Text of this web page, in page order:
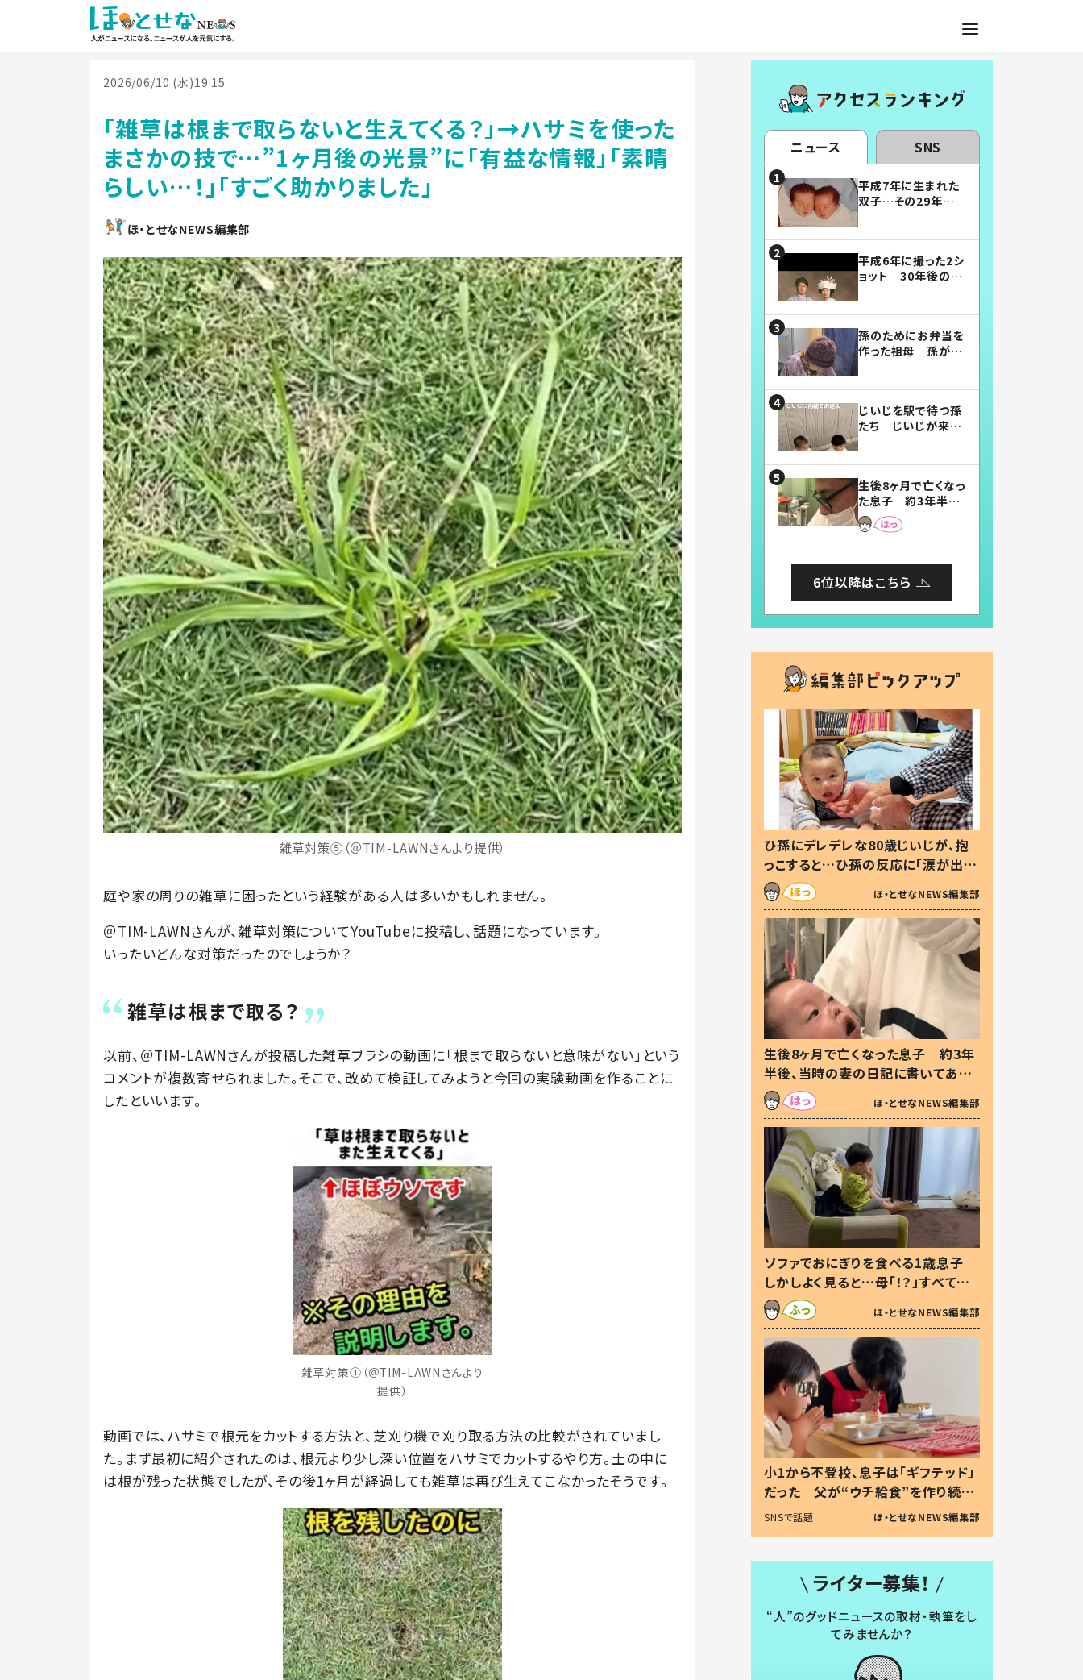
2026/06/10 (水)19:15
「雑草は根まで取らないと生えてくる？」→ハサミを使った
まさかの技で…”1ヶ月後の光景”に「有益な情報」「素晴
らしい…！」「すごく助かりました」
ほ・とせなNEWS編集部
雑草対策⑤（＠TIM-LAWNさんより提供）
庭や家の周りの雑草に困ったという経験がある人は多いかもしれません。
＠TIM-LAWNさんが、雑草対策についてYouTubeに投稿し、話題になっています。
いったいどんな対策だったのでしょうか？
雑草は根まで取る？
以前、＠TIM-LAWNさんが投稿した雑草ブラシの動画に「根まで取らないと意味がない」という
コメントが複数寄せられました。そこで、改めて検証してみようと今回の実験動画を作ることに
したといいます。
雑草対策①（＠TIM-LAWNさんより
提供）
動画では、ハサミで根元をカットする方法と、芝刈り機で刈り取る方法の比較がされていまし
た。まず最初に紹介されたのは、根元より少し深い位置をハサミでカットするやり方。土の中に
は根が残った状態でしたが、その後1ヶ月が経過しても雑草は再び生えてこなかったそうです。
ニュース SNS
平成7年に生まれた
双子…その29年後
平成6年に撮った2シ
ョット 30年後の姿
孫のためにお弁当を
作った祖母 孫が絶
じいじを駅で待つ孫
たち じいじが来た
まらない」「幸せにな
れる」
生後8ヶ月で亡くなっ
た息子 約3年半
後、当時の妻の日記
に書いてあった本音
6位以降はこちら
ひ孫にデレデレな80歳じいじが、抱
っこすると…ひ孫の反応に「涙が出ま
した」「可愛くて仕方ない」
ほ・とせなNEWS編集部
生後8ヶ月で亡くなった息子 約3年
半後、当時の妻の日記に書いてあっ
た本音とは
ほ・とせなNEWS編集部
ソファでおにぎりを食べる1歳息子
しかしよく見ると…母「！？」すべてを
察した母の投稿に「可愛いから許
す！」「現行犯〜」
ほ・とせなNEWS編集部
小1から不登校、息子は「ギフテッド」
だった 父が“ウチ給食”を作り続け
る理由とは #令和の親 #令和の子
SNSで話題 ほ・とせなNEWS編集部
ライター募集！
“人”のグッドニュースの取材・執筆をし
てみませんか？